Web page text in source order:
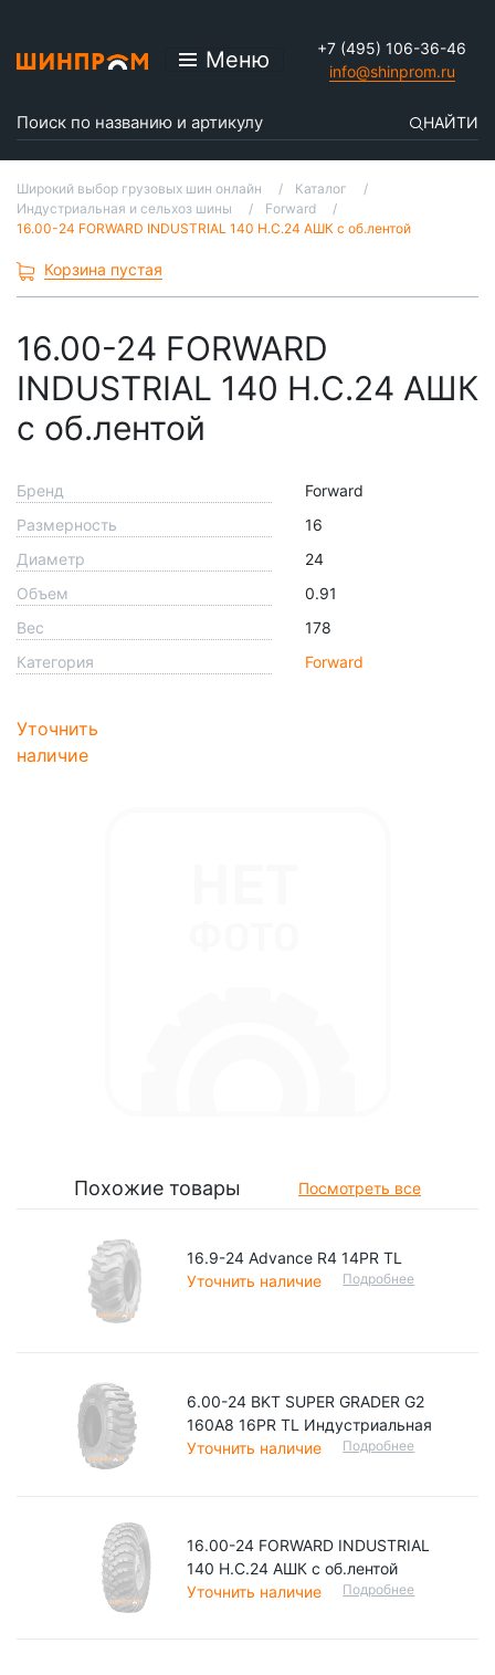
Меню
+7 (495) 106-36-46
info@shinprom.ru
НАЙТИ
Широкий выбор грузовых шин онлайн
Каталог
Индустриальная и сельхоз шины
Forward
16.00-24 FORWARD INDUSTRIAL 140 Н.С.24 АШК с об.лентой
Корзина пустая
16.00-24 FORWARD
INDUSTRIAL 140 Н.С.24 АШК
с об.лентой
Бренд
Forward
Размерность
16
Диаметр
24
Объем
0.91
Вес
178
Категория
Forward
Уточнить
наличие
Похожие товары Посмотреть все
16.9-24 Advance R4 14PR TL
Уточнить наличие
Подробнее
6.00-24 BKT SUPER GRADER G2
160A8 16PR TL Индустриальная
Уточнить наличие
Подробнее
16.00-24 FORWARD INDUSTRIAL
140 Н.С.24 АШК с об.лентой
Уточнить наличие
Подробнее